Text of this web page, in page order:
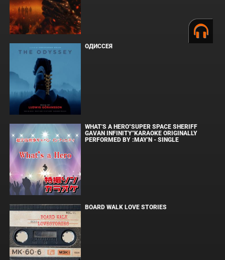
ОДИССЕЯ
WHAT'S A HERO"SUPER SPACE SHERIFF
GAVAN INFINITY"KARAOKE ORIGINALLY
PERFORMED BY :MAY'N - SINGLE
BOARD WALK LOVE STORIES